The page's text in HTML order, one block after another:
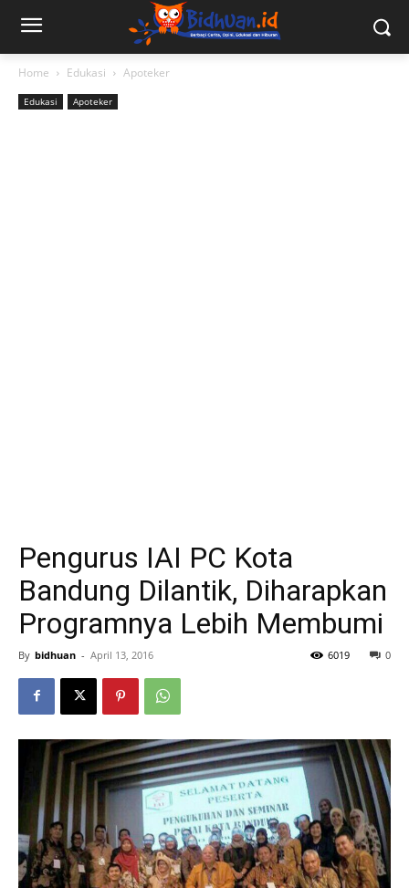
Home Edukasi Apoteker
Edukasi Apoteker
Pengurus IAI PC Kota
Bandung Dilantik, Diharapkan
Programnya Lebih Membumi
By bidhuan - April 13, 2016 0
6019